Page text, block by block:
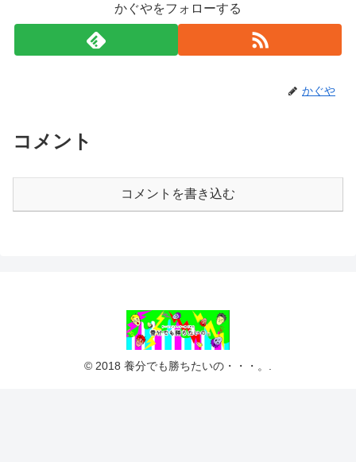
かぐやをフォローする
かぐや
コメント
コメントを書き込む
© 2018 養分でも勝ちたいの・・・。.